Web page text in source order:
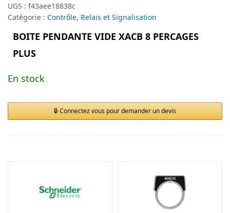
UGS : f43aee18838c
Catégorie : Contrôle, Relais et Signalisation
BOITE PENDANTE VIDE XACB 8 PERCAGES
PLUS
En stock
Connectez vous pour demander un devis